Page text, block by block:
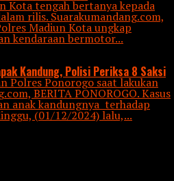
Kota tengah bertanya kepada
rilis. Suarakumandang.com,
Madiun Kota ungkap
kendaraan bermotor...
Kandung, Polisi Periksa 8 Saksi
Polres Ponorogo saat lakukan
BERITA PONOROGO. Kasus
anak kandungnya terhadap
(01/12/2024) lalu,...